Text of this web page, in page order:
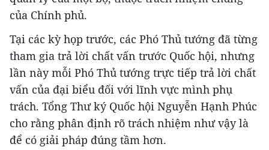
của Chính phủ.
Tại các kỳ họp trước, các Phó Thủ tướng đã từng
tham gia trả lời chất vấn trước Quốc hội, nhưng
lần này mỗi Phó Thủ tướng trực tiếp trả lời chất
vấn của đại biểu đối với lĩnh vực mình phụ
trách. Tổng Thư ký Quốc hội Nguyễn Hạnh Phúc
cho rằng phân định rõ trách nhiệm như vậy là
để có giải pháp đúng tầm hơn.